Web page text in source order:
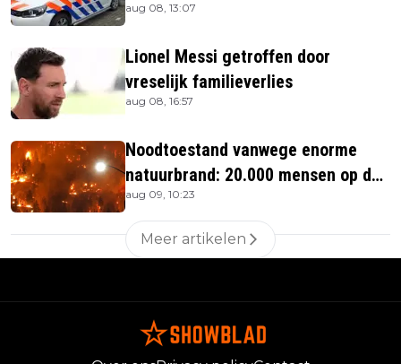
aug 08, 13:07
Lionel Messi getroffen door
vreselijk familieverlies
aug 08, 16:57
Noodtoestand vanwege enorme
natuurbrand: 20.000 mensen op de
vlucht
aug 09, 10:23
Meer artikelen